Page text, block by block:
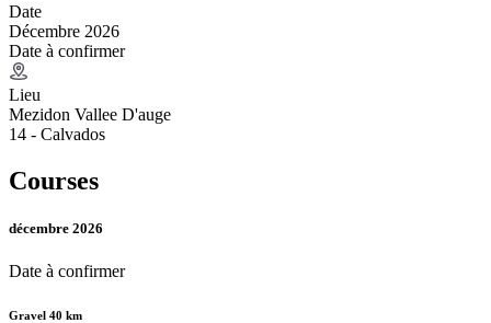
Date
Décembre 2026
Date à confirmer
Lieu
Mezidon Vallee D'auge
14 - Calvados
Courses
décembre 2026
Date à confirmer
Gravel 40 km